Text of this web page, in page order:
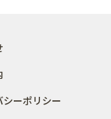
シーポリシー